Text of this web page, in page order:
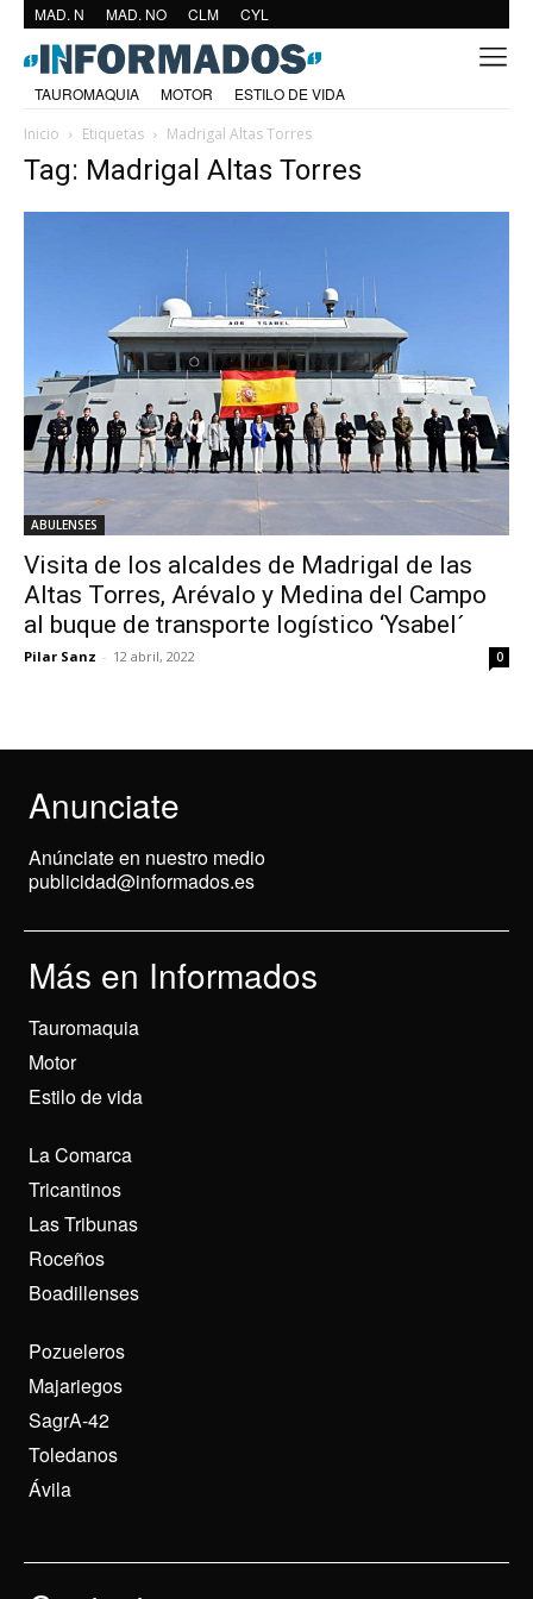
MAD. N MAD. NO CLM CYL
TAUROMAQUIA MOTOR
ESTILO DE VIDA
Inicio
Etiquetas Madrigal Altas Torres
Tag: Madrigal Altas Torres
ABULENSES
Visita de los alcaldes de Madrigal de las
Altas Torres, Arévalo y Medina del Campo
al buque de transporte logístico ‘Ysabel´
Pilar Sanz - 12 abril, 2022 0
Anunciate
Anúnciate en nuestro medio
publicidad@informados.es
Más en Informados
Tauromaquia
Motor
Estilo de vida
La Comarca
Tricantinos
Las Tribunas
Roceños
Boadillenses
Pozueleros
Majariegos
SagrA-42
Toledanos
Ávila